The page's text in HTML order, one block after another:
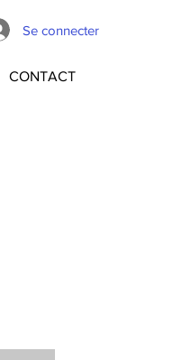
Se connecter
CONTACT